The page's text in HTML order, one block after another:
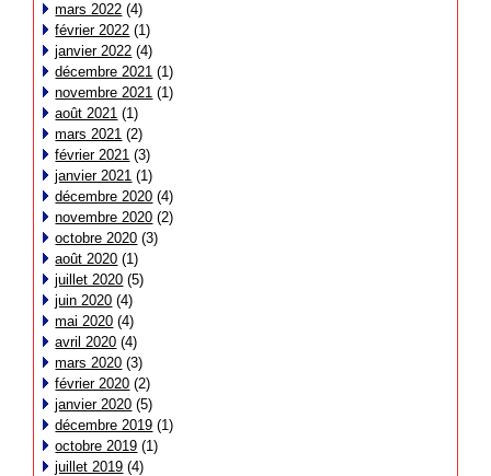
mars 2022 (4)
février 2022 (1)
janvier 2022 (4)
décembre 2021 (1)
novembre 2021 (1)
août 2021 (1)
mars 2021 (2)
février 2021 (3)
janvier 2021 (1)
décembre 2020 (4)
novembre 2020 (2)
octobre 2020 (3)
août 2020 (1)
juillet 2020 (5)
juin 2020 (4)
mai 2020 (4)
avril 2020 (4)
mars 2020 (3)
février 2020 (2)
janvier 2020 (5)
décembre 2019 (1)
octobre 2019 (1)
juillet 2019 (4)